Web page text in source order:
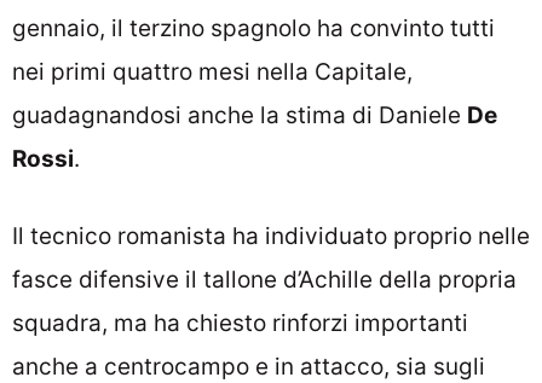
gennaio, il terzino spagnolo ha convinto tutti
nei primi quattro mesi nella Capitale,
guadagnandosi anche la stima di Daniele De
Rossi.
Il tecnico romanista ha individuato proprio nelle
fasce difensive il tallone d’Achille della propria
squadra, ma ha chiesto rinforzi importanti
anche a centrocampo e in attacco, sia sugli